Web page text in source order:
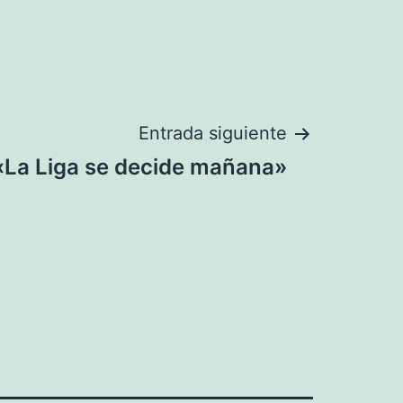
Entrada siguiente
Liga se decide mañana»